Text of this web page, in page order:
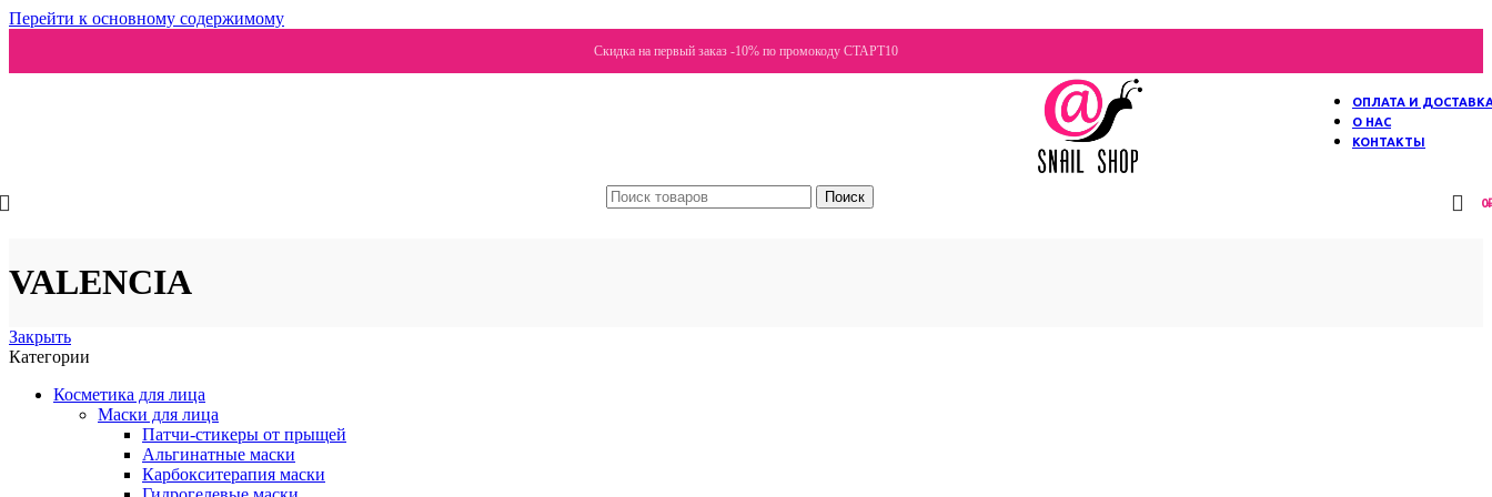
Перейти к основному содержимому
Скидка на первый заказ -10% по промокоду СТАРТ10
ОПЛАТА И
О НАС
КОНТАКТЫ
Поиск 0
VALENCIA
Закрыть
Категории
Косметика для лица
Маски для лица
Патчи-стикеры от прыщей
Альгинатные маски
Карбокситерапия маски